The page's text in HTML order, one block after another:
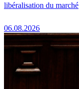
libéralisation du marché
06.08.2026